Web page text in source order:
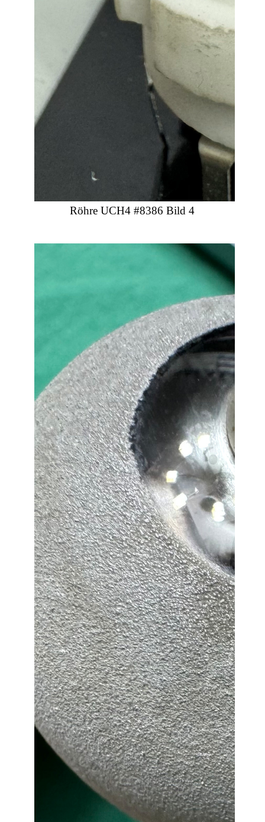
Röhre UCH4 #8386 Bild 4